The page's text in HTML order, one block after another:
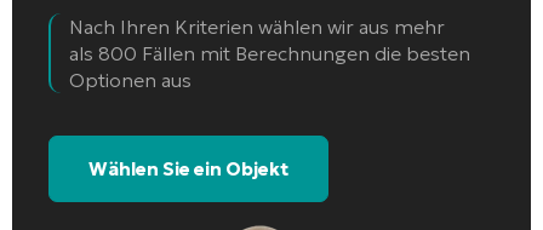
Nach Ihren Kriterien wählen wir aus mehr
als 800 Fällen mit Berechnungen die besten
Optionen aus
Wählen Sie ein Objekt